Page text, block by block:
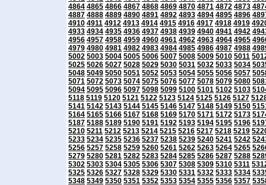
4864 4865 4866 4867 4868 4869 4870 4871 4872 4873
4887 4888 4889 4890 4891 4892 4893 4894 4895 4896
4910 4911 4912 4913 4914 4915 4916 4917 4918 4919
4933 4934 4935 4936 4937 4938 4939 4940 4941 4942
4956 4957 4958 4959 4960 4961 4962 4963 4964 4965
4979 4980 4981 4982 4983 4984 4985 4986 4987 4988
5002 5003 5004 5005 5006 5007 5008 5009 5010 5011
5025 5026 5027 5028 5029 5030 5031 5032 5033 5034
5048 5049 5050 5051 5052 5053 5054 5055 5056 5057
5071 5072 5073 5074 5075 5076 5077 5078 5079 5080
5094 5095 5096 5097 5098 5099 5100 5101 5102 5103
5118 5119 5120 5121 5122 5123 5124 5125 5126 5127
5141 5142 5143 5144 5145 5146 5147 5148 5149 5150
5164 5165 5166 5167 5168 5169 5170 5171 5172 5173
5187 5188 5189 5190 5191 5192 5193 5194 5195 5196
5210 5211 5212 5213 5214 5215 5216 5217 5218 5219
5233 5234 5235 5236 5237 5238 5239 5240 5241 5242
5256 5257 5258 5259 5260 5261 5262 5263 5264 5265
5279 5280 5281 5282 5283 5284 5285 5286 5287 5288
5302 5303 5304 5305 5306 5307 5308 5309 5310 5311
5325 5326 5327 5328 5329 5330 5331 5332 5333 5334
5348 5349 5350 5351 5352 5353 5354 5355 5356 5357